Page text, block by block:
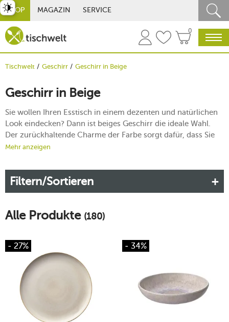
SHOP MAGAZIN SERVICE
0
Tischwelt Geschirr Geschirr in Beige
Geschirr in Beige
Sie wollen Ihren Esstisch in einem dezenten und natürlichen
Look eindecken? Dann ist beiges Geschirr die ideale Wahl.
Der zurückhaltende Charme der Farbe sorgt dafür, dass Sie
sie perfekt kombinieren können und dass Ihre kulinarischen
heimischen Küche oder in der Fine-Dining-Cuisine: Bei
tischwelt wählen Sie aus einem großen Sortiment an Top-
Marken das passende Geschirr in Beige.
Mehr anzeigen
Filtern/Sortieren
Alle Produkte (180)
- 27% - 34%
umschalten